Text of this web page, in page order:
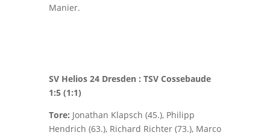
Manier.
SV Helios 24 Dresden : TSV Cossebaude
1:5 (1:1)
Tore: Jonathan Klapsch (45.), Philipp
Hendrich (63.), Richard Richter (73.), Marco